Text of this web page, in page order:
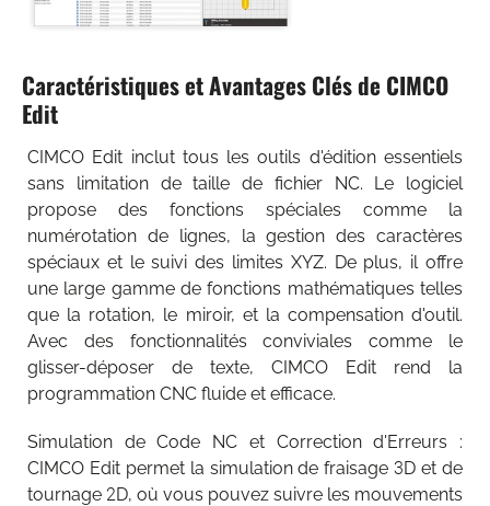
Caractéristiques et Avantages Clés de CIMCO
Edit
CIMCO Edit inclut tous les outils d'édition essentiels
sans limitation de taille de fichier NC. Le logiciel
propose des fonctions spéciales comme la
numérotation de lignes, la gestion des caractères
spéciaux et le suivi des limites XYZ. De plus, il offre
une large gamme de fonctions mathématiques telles
que la rotation, le miroir, et la compensation d'outil.
Avec des fonctionnalités conviviales comme le
glisser-déposer de texte, CIMCO Edit rend la
programmation CNC fluide et efficace.
Simulation de Code NC et Correction d'Erreurs :
CIMCO Edit permet la simulation de fraisage 3D et de
tournage 2D, où vous pouvez suivre les mouvements